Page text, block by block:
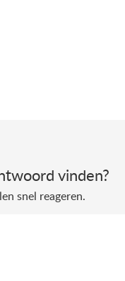
vinden?
snel reageren.